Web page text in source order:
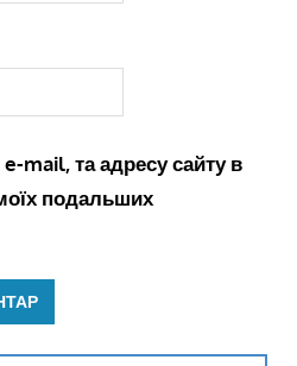
mail, та адресу сайту в
подальших